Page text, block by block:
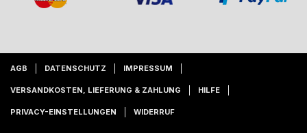
AGB DATENSCHUTZ IMPRESSUM
VERSANDKOSTEN, LIEFERUNG & ZAHLUNG HILFE
PRIVACY-EINSTELLUNGEN WIDERRUF